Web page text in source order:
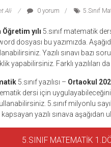
Ali 0 yorum 5.Sınıf
yılı 5.sınıf matematik
dosyası bu yazımızda.
Yazılı sınavı bazı
yapabilirsiniz. Farklı yazılıları
5.sınıf yazılısı – Ortaokul
dersi için
5.sınıf milyonlu
kapsayan yazılı sınava aşağıdan
5.SINIF MATEMATİK